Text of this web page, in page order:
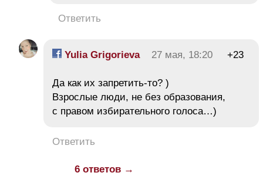
Ответить
Yulia Grigorieva 27 мая, 18:20 +23
Да как их запретить-то? )
Взрослые люди, не без образования,
с правом избирательного голоса…)
Ответить
6 ответов →